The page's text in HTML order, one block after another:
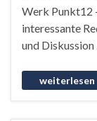
Werk Punkt12
interessante
und